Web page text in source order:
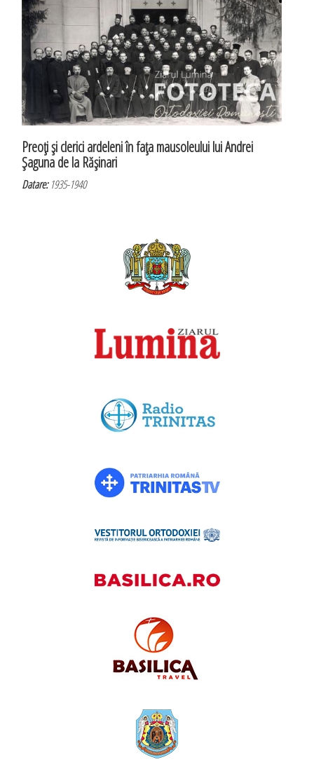
Preoţi şi clerici ardeleni în faţa mausoleului lui Andrei
Şaguna de la Răşinari
Datare:1935-1940